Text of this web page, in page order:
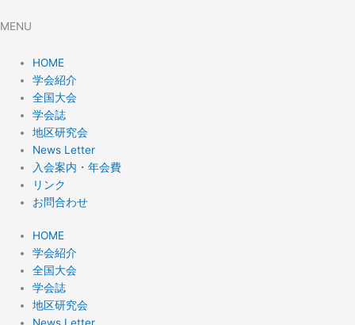
MENU
HOME
学会紹介
全国大会
学会誌
地区研究会
News Letter
入会案内・年会費
リンク
お問合わせ
HOME
学会紹介
全国大会
学会誌
地区研究会